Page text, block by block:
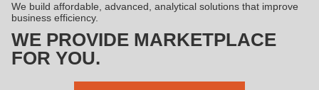
We build affordable, advanced, analytical solutions that improve
business efficiency.
WE PROVIDE MARKETPLACE
FOR YOU.